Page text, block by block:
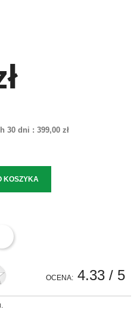
30 dni : 399,00 zł
KOSZYKA
OCENA: 4.33 / 5